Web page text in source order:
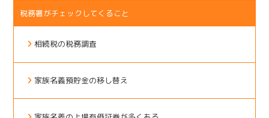
税務署がチェックしてくること
相続税の税務調査
家族名義預貯金の移し替え